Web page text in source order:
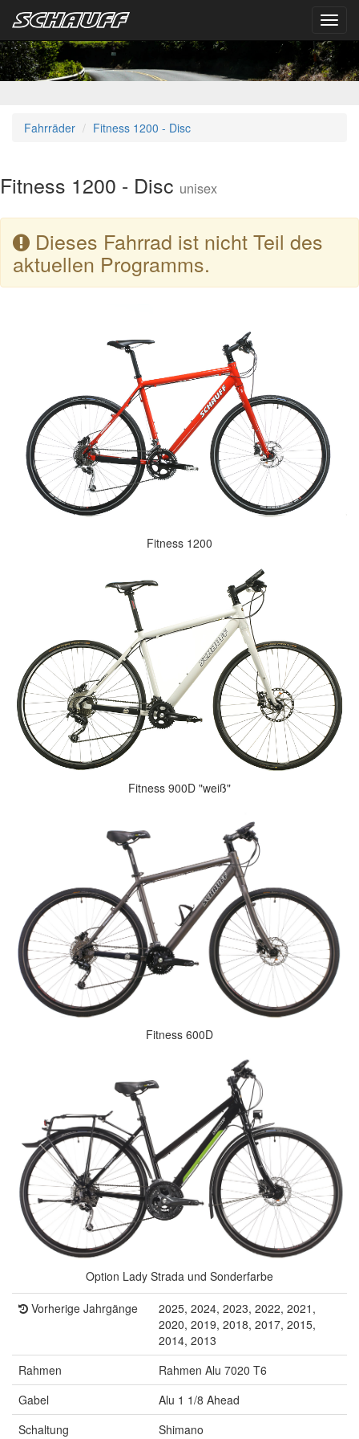
Fahrräder Fitness 1200 - Disc
Fitness 1200 - Disc unisex
Dieses Fahrrad ist nicht Teil des
aktuellen Programms.
Fitness 1200
Fitness 900D "weiß"
Fitness 600D
Option Lady Strada und Sonderfarbe
Vorherige Jahrgänge
2025, 2024, 2023, 2022, 2021,
2020, 2019, 2018, 2017, 2015,
2014, 2013
Rahmen
Rahmen Alu 7020 T6
Gabel
Alu 1 1/8 Ahead
Schaltung
Shimano